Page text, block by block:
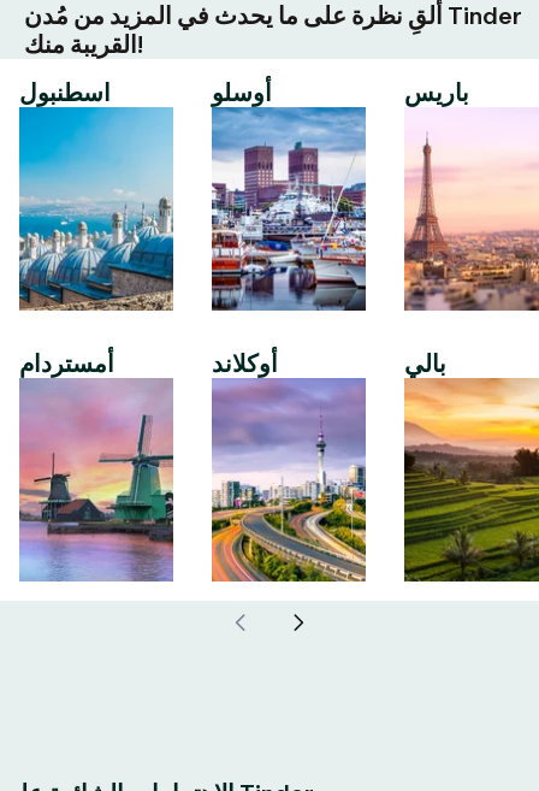
ألقِ نظرة على ما يحدث في المزيد من مُدن Tinder
القريبة منك!
اسطنبول
أمستردام
أوسلو
أوكلاند
باريس
بالي